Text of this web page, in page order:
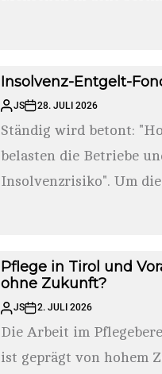
Insolvenz-Entgelt-
JS 28. JULI 2026
Ständig wird betont:
belasten die Betriebe
Insolvenzrisiko". Um
Pflege in Tirol und
ohne Zukunft?
JS 2. JULI 2026
Die Arbeit im
ist geprägt von hohem